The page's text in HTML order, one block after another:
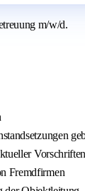
m/w/d.
Vorschriften
Fremdfirmen